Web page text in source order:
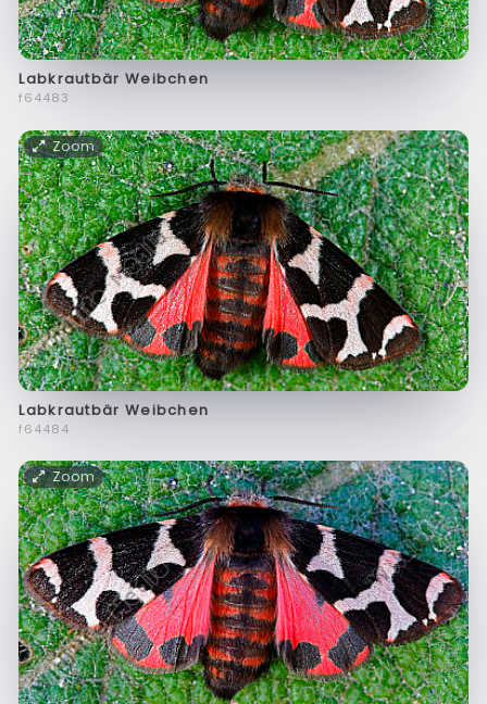
Labkrautbär Weibchen
f64483
Zoom
Labkrautbär Weibchen
f64484
Zoom